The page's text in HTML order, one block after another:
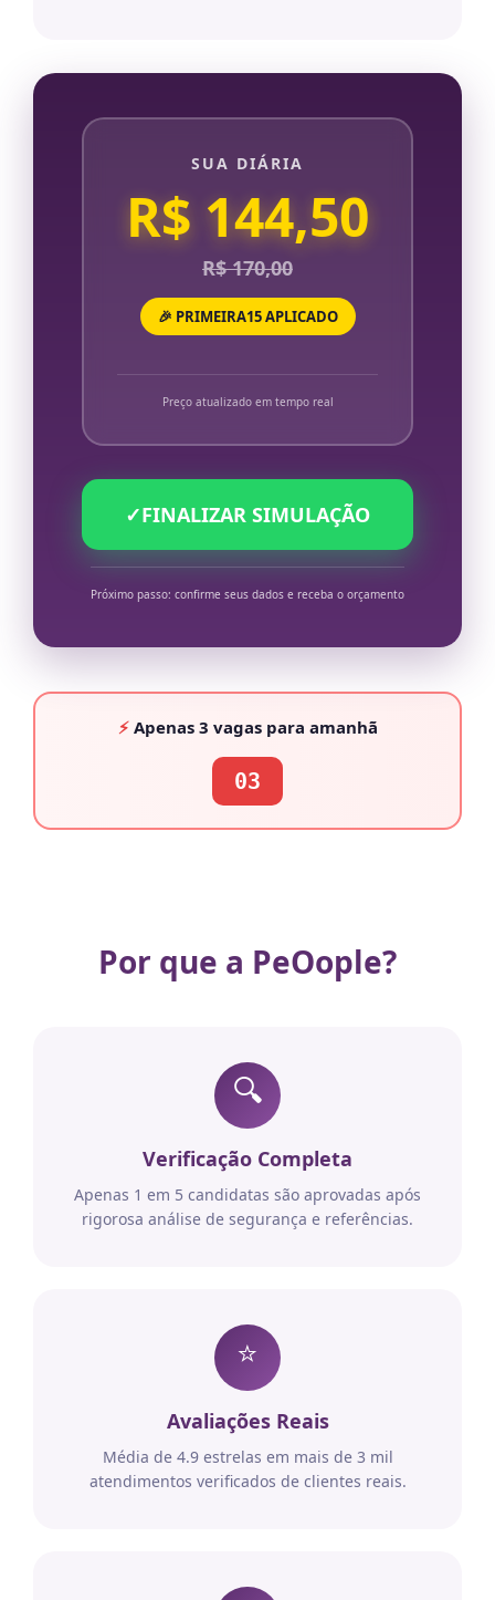
SUA DIÁRIA
R$ 144,50
R$ 170,00
🎉 PRIMEIRA15 APLICADO
Preço atualizado em tempo real
✓FINALIZAR SIMULAÇÃO
Próximo passo: confirme seus dados e receba o orçamento
⚡Apenas 3 vagaspara amanhã
03
Por que a PeOople?
🔍
Verificação Completa
Apenas 1 em 5 candidatas são aprovadas após
rigorosa análise de segurança e referências.
⭐
Avaliações Reais
Média de 4.9 estrelas em mais de 3 mil
atendimentos verificados de clientes reais.